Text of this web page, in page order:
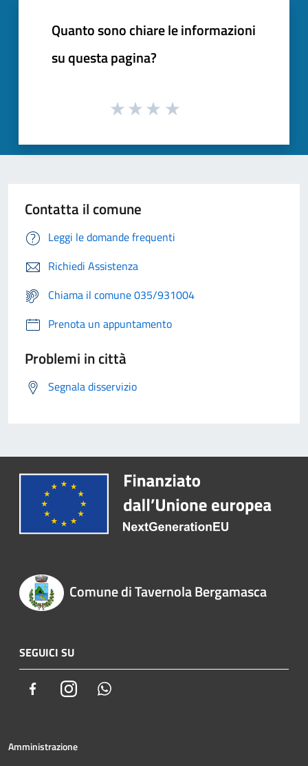
Quanto sono chiare le informazioni
su questa pagina?
Contatta il comune
Leggi le domande frequenti
Richiedi Assistenza
Chiama il comune 035/931004
Prenota un appuntamento
Problemi in città
Segnala disservizio
Comune di Tavernola Bergamasca
SEGUICI SU
FacebookInstagram
Amministrazione